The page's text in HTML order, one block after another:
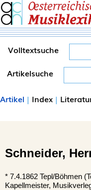
Volltextsuche
Artikelsuche
Artikel | Index |
Schneider,
* 7.4.1862 Tepl/Böhmen
Kapellmeister,